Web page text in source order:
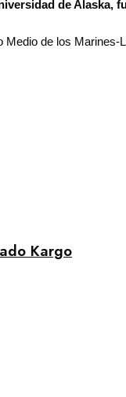
de Alaska,
de los
Kargo